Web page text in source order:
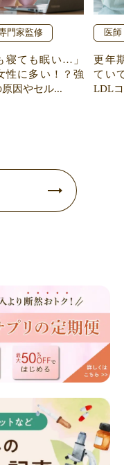
門家監修
寝ても眠い…」
性に多い！？強
因やセル...
医
更年
てい
LDL